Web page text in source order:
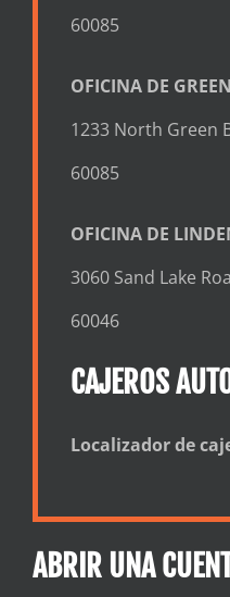
60085
OFICINA DE
1233 North Green
60085
OFICINA DE
3060 Sand Lake
60046
CAJEROS
Localizador de
ABRIR UNA